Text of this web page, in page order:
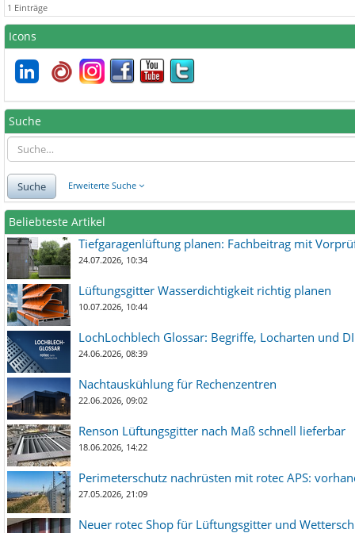
1 Einträge
Icons
Suche
Suche Erweiterte Suche
Beliebteste Artikel
Tiefgaragenlüftung planen: Fachbeitrag mit
24.07.2026, 10:34
Lüftungsgitter Wasserdichtigkeit richtig planen
10.07.2026, 10:44
LochLochblech Glossar: Begriffe, Locharten und
24.06.2026, 08:39
Nachtauskühlung für Rechenzentren
22.06.2026, 09:02
Renson Lüftungsgitter nach Maß schnell lieferbar
18.06.2026, 14:22
Perimeterschutz nachrüsten mit rotec APS:
27.05.2026, 21:09
Neuer rotec Shop für Lüftungsgitter und